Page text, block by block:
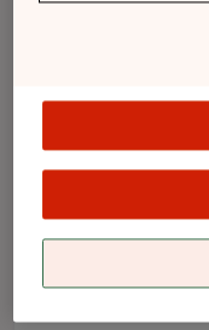
Kal
Floral